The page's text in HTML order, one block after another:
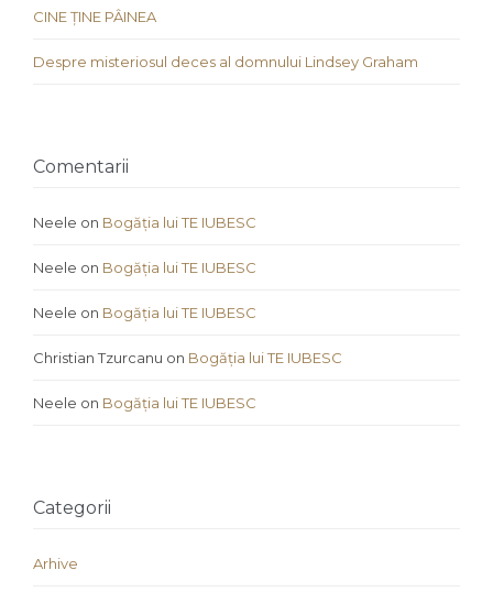
CINE ȚINE PÂINEA
Despre misteriosul deces al domnului Lindsey Graham
Comentarii
Neele on Bogăția lui TE IUBESC
Neele on Bogăția lui TE IUBESC
Neele on Bogăția lui TE IUBESC
Christian Tzurcanu on Bogăția lui TE IUBESC
Neele on Bogăția lui TE IUBESC
Categorii
Arhive